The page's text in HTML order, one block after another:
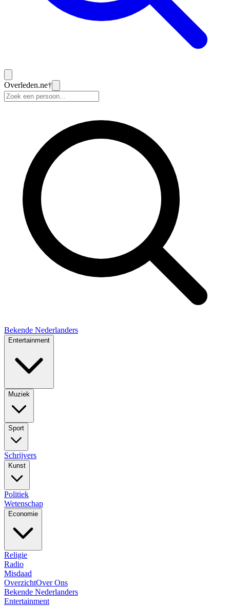
Overleden.ne†
Bekende Nederlanders
Entertainment
Muziek
Sport
Schrijvers
Kunst
Politiek
Wetenschap
Economie
Religie
Radio
Misdaad
OverzichtOver Ons
Bekende Nederlanders
Entertainment